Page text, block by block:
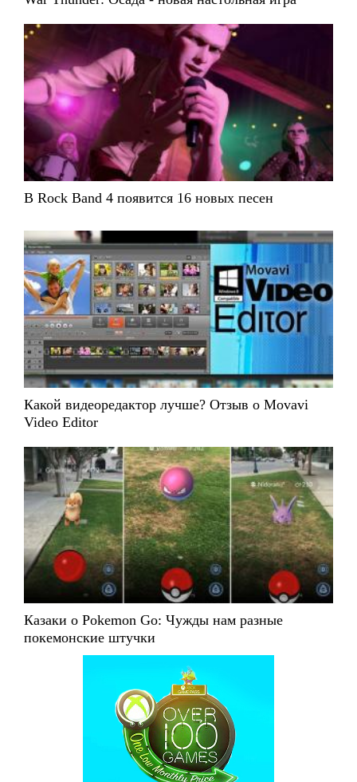
В Rock Band 4 появится 16 новых песен
Какой видеоредактор лучше? Отзыв о Movavi
Video Editor
Казаки о Pokemon Go: Чужды нам разные
покемонские штучки